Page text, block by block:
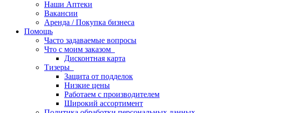
Наши Аптеки
Вакансии
Аренда / Покупка бизнеса
Помощь
Часто задаваемые вопросы
Что с моим заказом
Дисконтная карта
Тизеры
Защита от подделок
Низкие цены
Работаем с производителем
Широкий ассортимент